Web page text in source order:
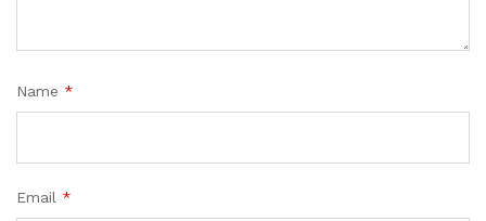
Name *
Email *